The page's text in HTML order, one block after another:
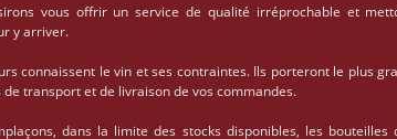
vous offrir un service de qualité irréprochable et
y arriver.
connaissent le vin et ses contraintes. Ils porteront le plus
de transport et de livraison de vos commandes.
dans la limite des stocks disponibles, les bouteilles